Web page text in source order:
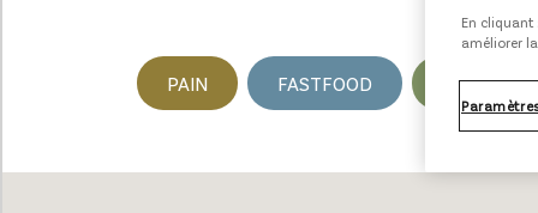
PAIN FASTFOOD SALÉ
En cliquant
améliorer